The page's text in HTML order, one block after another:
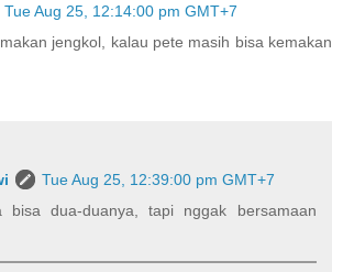
Tue Aug 25, 12:14:00 pm GMT+7
jengkol, kalau pete masih bisa kemakan
Tue Aug 25, 12:39:00 pm GMT+7
bisa dua-duanya, tapi nggak bersamaan